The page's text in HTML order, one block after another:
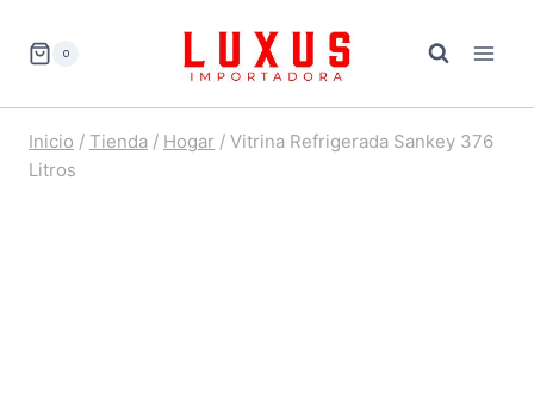
0
Inicio / Tienda / Hogar / Vitrina Refrigerada Sankey 376
Litros